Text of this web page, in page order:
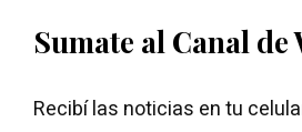
Sumate al Canal
Recibí las noticias en tu